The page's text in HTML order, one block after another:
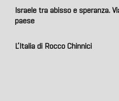
Israele tra abisso e speranza.
paese
L’Italia di Rocco Chinnici